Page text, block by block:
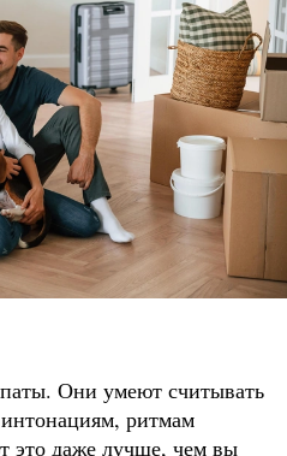
Они умеют считывать
ритмам
это даже лучше, чем вы